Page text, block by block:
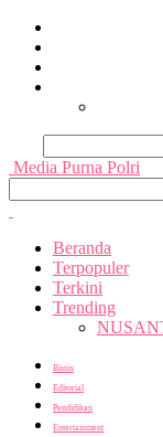
Media Purna Polri
Beranda
Terpopuler
Terkini
Trending
Bisnis
Editorial
Pendidikan
Entertainment